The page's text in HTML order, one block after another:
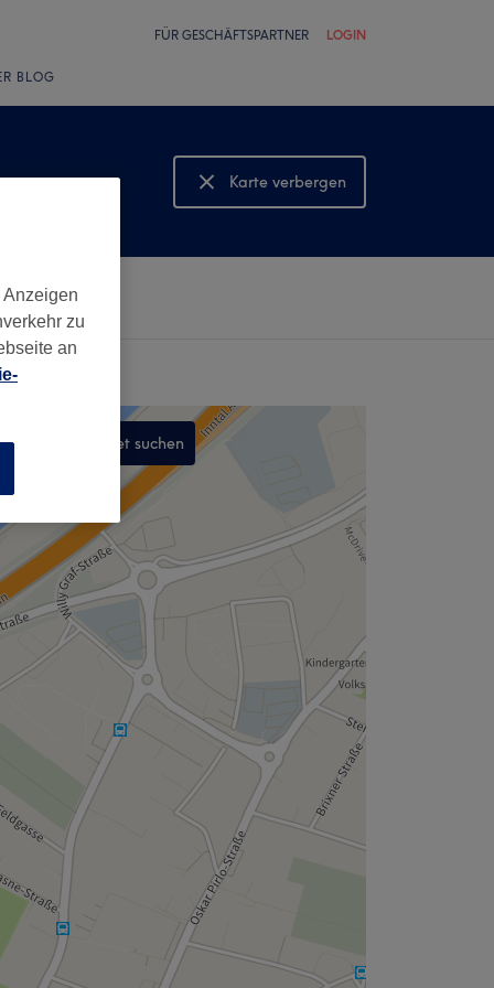
FÜR GESCHÄFTSPARTNER LOGIN
BLOG
Karte verbergen
Karte anzeigen
In diesem Gebiet suchen
zu
an